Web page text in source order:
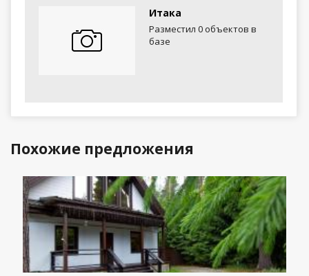
Итака
Разместил 0 объектов в
базе
Похожие предложения